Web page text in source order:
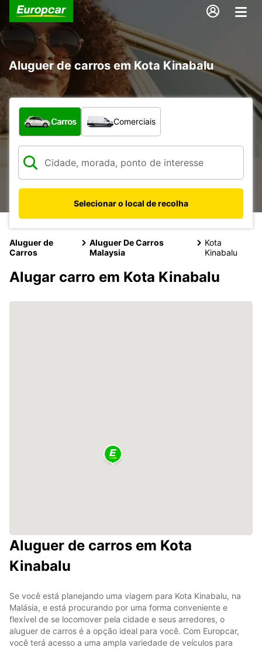
Aluguer de carros em Kota Kinabalu
Que tipo de veículo pretende?
Carros Comerciais
Selecionar o local de recolha
Aluguer de
Carros
Aluguer De Carros
Malaysia
Kota
Kinabalu
Alugar carro em Kota Kinabalu
Aluguer de carros em Kota
Kinabalu
Se você está planejando uma viagem para Kota Kinabalu, na
Malásia, e está procurando por uma forma conveniente e
flexível de se locomover pela cidade e seus arredores, o
aluguer de carros é a opção ideal para você. Com Europcar,
você terá acesso a uma ampla variedade de veículos para